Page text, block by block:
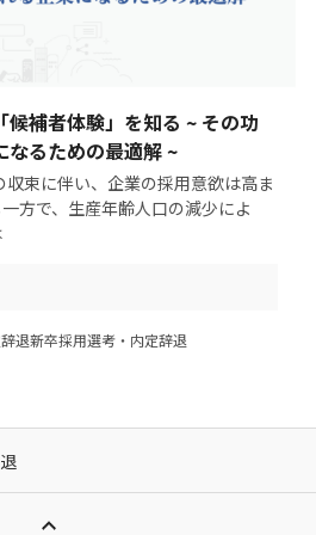
候補者体験」を知る ~ その功
なるための最適解 ~
方で、生産年齢人口の減少によ
退新卒採用選考・内定辞退